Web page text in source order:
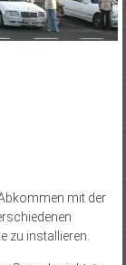
mit der
zu installieren.